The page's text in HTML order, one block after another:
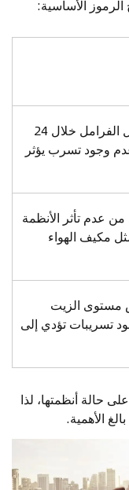
الأساسية:
فحص مستوى سائل الفرامل خلال 24
وجود تسرب يؤثر
عدم تأثر الأنظمة
مكيف الهواء
مستوى الزيت
تسريبات تؤدي إلى
حالة أنظمتها، لذا
الأهمية.